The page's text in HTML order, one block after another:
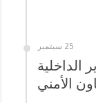
25 سبتمبر
الداخلية
الأمني